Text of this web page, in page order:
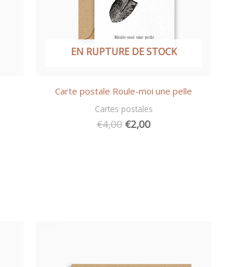
EN RUPTURE DE STOCK
Carte postale Roule-moi une pelle
Cartes postales
€4,00 Le
€2,00Le